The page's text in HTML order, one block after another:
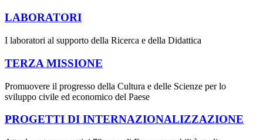
LABORATORI
I laboratori al supporto della Ricerca e della Didattica
TERZA MISSIONE
Promuovere il progresso della Cultura e delle Scienze per lo
sviluppo civile ed economico del Paese
PROGETTI DI INTERNAZIONALIZZAZIONE